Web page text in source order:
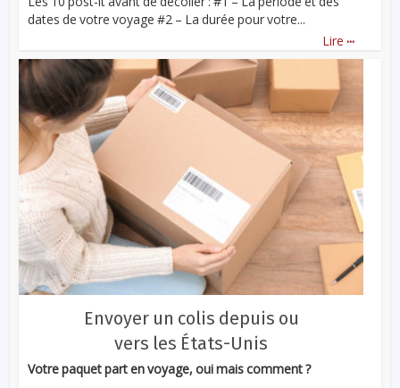
dates de votre voyage #2 – La durée pour votre...
Lire ...
Envoyer un colis depuis ou
vers les États-Unis
Votre paquet part en voyage, oui mais comment ?